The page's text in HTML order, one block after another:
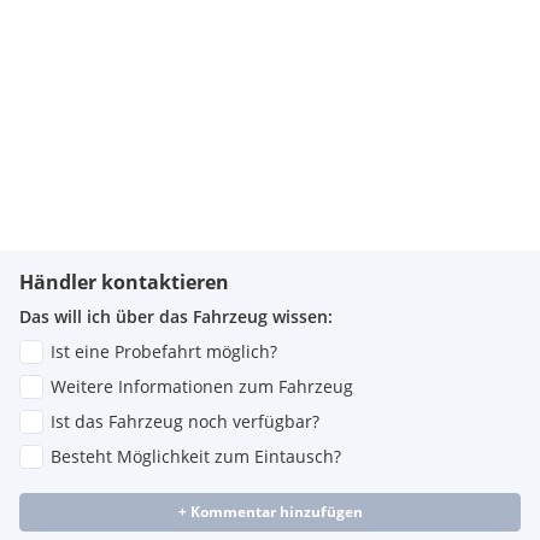
Händler kontaktieren
Das will ich über das Fahrzeug wissen:
Ist eine Probefahrt möglich?
Weitere Informationen zum Fahrzeug
Ist das Fahrzeug noch verfügbar?
Besteht Möglichkeit zum Eintausch?
+ Kommentar hinzufügen